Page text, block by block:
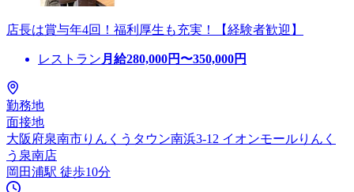
店長は賞与年4回！福利厚生も充実！【経験者歓迎】
レストラン 月給280,000円〜350,000円
勤務地
面接地
大阪府泉南市りんくうタウン南浜3-12 イオンモールりんく
う泉南店
岡田浦駅 徒歩10分